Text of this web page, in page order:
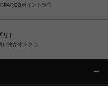
PARCOポイント進呈
）
い物がオトクに